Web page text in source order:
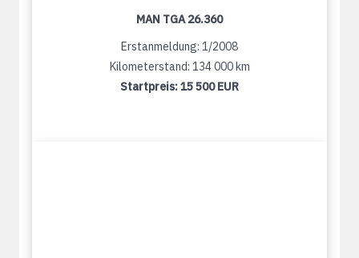
MAN TGA 26.360
Erstanmeldung: 1/2008
Kilometerstand: 134 000 km
Startpreis:15 500 EUR